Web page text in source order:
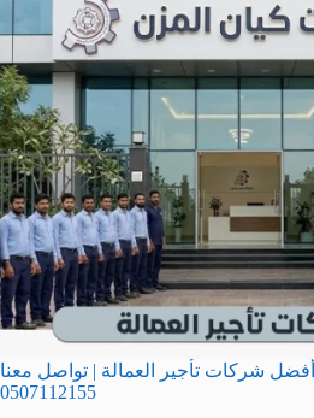
شركات تأجير العمالة | تواصل معنا
0507112155